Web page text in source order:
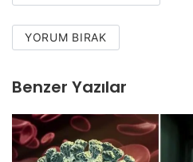
YORUM BIRAK
Benzer Yazılar